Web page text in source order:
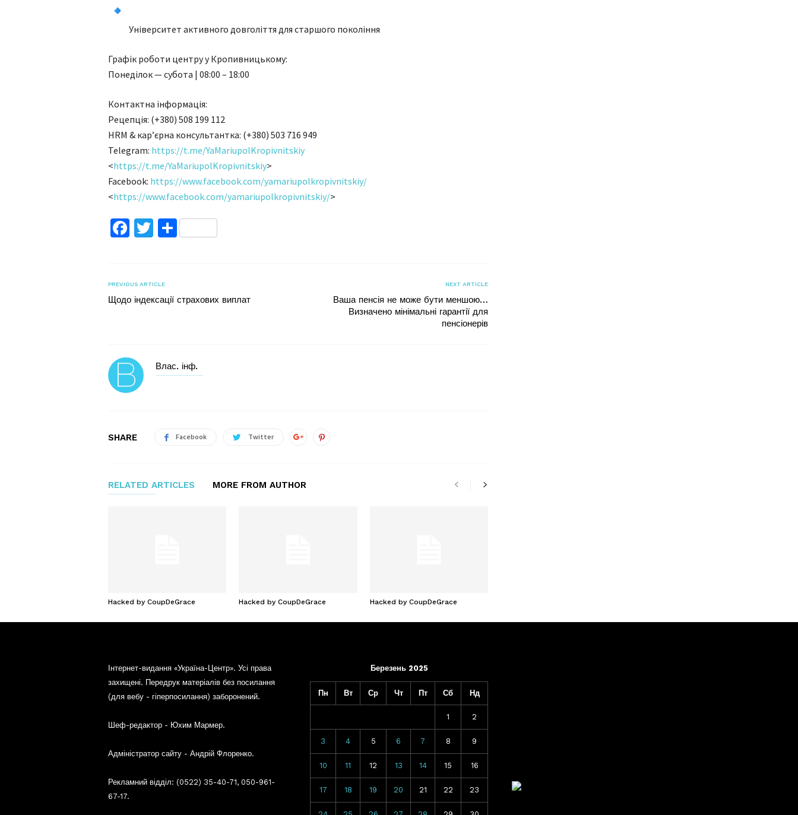
Університет активного довголіття для старшого покоління
Графік роботи центру у Кропивницькому:
Понеділок — субота | 08:00 – 18:00
Контактна інформація:
Рецепція: (+380) 508 199 112
HRM & кар’єрна консультантка: (+380) 503 716 949
Telegram: https://t.me/YaMariupolKropivnitskiy
<https://t.me/YaMariupolKropivnitskiy>
Facebook: https://www.facebook.com/yamariupolkropivnitskiy/
<https://www.facebook.com/yamariupolkropivnitskiy/>
Facebook
TwitterПоділитися
PREVIOUS ARTICLE
Щодо індексації страхових виплат
NEXT ARTICLE
Ваша пенсія не може бути меншою…
Визначено мінімальні гарантії для
пенсіонерів
Влас. інф.
SHARE Facebook Twitter
RELATED ARTICLES MORE FROM AUTHOR
Hacked by CoupDeGrace Hacked by CoupDeGrace Hacked by CoupDeGrace
Інтернет-видання «Україна-Центр». Усі права
захищені. Передрук матеріалів без посилання
(для вебу - гіперпосилання) заборонений.
Шеф-редактор - Юхим Мармер.
Адміністратор сайту - Андрій Флоренко.
Рекламний відділ: (0522) 35-40-71, 050-961-
67-17.
Березень 2025
Пн Вт Ср Чт Пт Сб Нд
1 2
3 4 5 6 7 8 9
10 11 12 13 14 15 16
17 18 19 20 21 22 23